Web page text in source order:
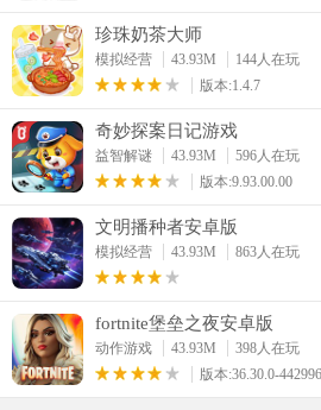
珍珠奶茶大师
模拟经营 43.93M
144人在玩
版本:1.4.7
奇妙探案日记游戏
益智解谜 43.93M
596人在玩
版本:9.93.00.00
文明播种者安卓版
模拟经营 43.93M
863人在玩
fortnite堡垒之夜安卓版
动作游戏 43.93M
398人在玩
版本:36.30.0-